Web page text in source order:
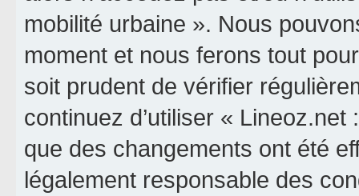
mobilité urbaine ». Nous
moment et nous ferons tout
soit prudent de vérifier
continuez d’utiliser «
que des changements ont été
légalement responsable des